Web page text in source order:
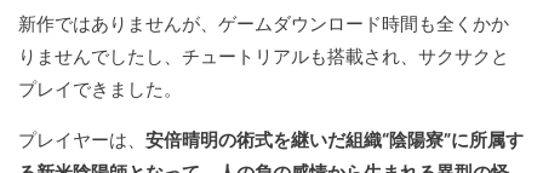
新作ではありませんが、ゲームダウンロード時間も全くかか
りませんでしたし、チュートリアルも搭載され、サクサクと
プレイできました。
プレイヤーは、 安倍晴明の術式を継いだ組織“陰陽寮”に所属す